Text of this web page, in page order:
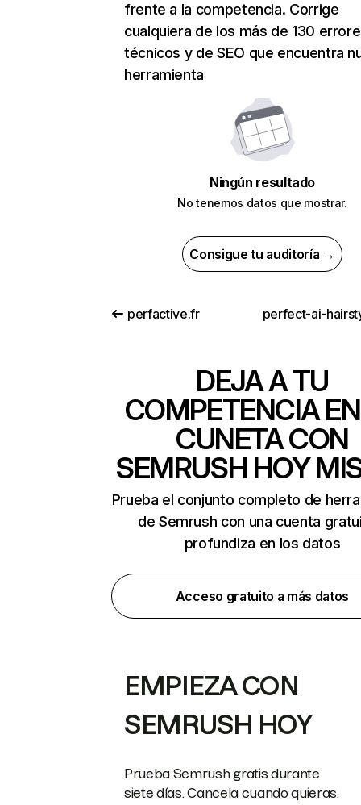
frente a la competencia. Corrige
cualquiera de los más de 130
técnicos y de SEO que encuentra
herramienta
Ningún resultado
No tenemos datos que mostrar.
Consigue tu auditoría →
perfactive.fr
DEJA A TU
COMPETENCIA
CUNETA CON
SEMRUSH HOY
Prueba el conjunto completo de
de Semrush con una cuenta
profundiza en los datos
Acceso gratuito a más datos
EMPIEZA CON
SEMRUSH HOY
Prueba Semrush gratis durante
siete días. Cancela cuando quieras.